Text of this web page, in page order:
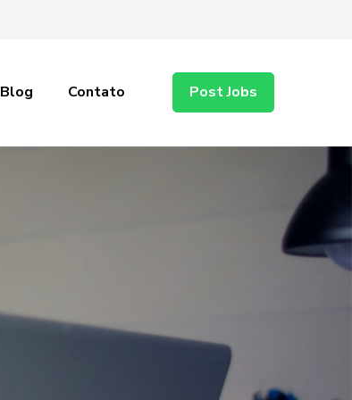
Blog Contato Post Jobs